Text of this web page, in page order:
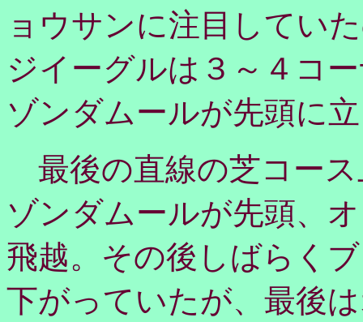
ョウサンに注目してい
ジイーグルは３～４コ
ゾンダムールが先頭に
最後の直線の芝コー
ゾンダムールが先頭、
飛越。その後しばらく
下がっていたが、最後